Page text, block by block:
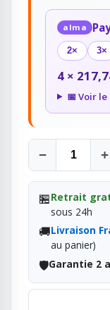
alma
2× 3×
4 ×
📅 Voir
− +
🏪Retrait
sous 24h
🚚Livraison
au panier)
🛡️Garantie 2